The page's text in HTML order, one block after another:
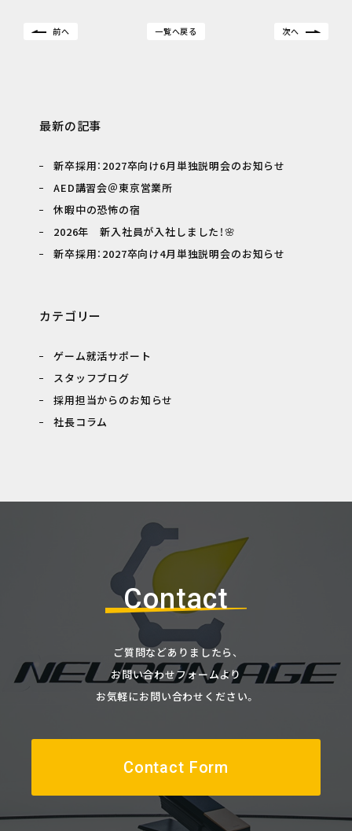
前へ 一覧へ戻る 次へ
最新の記事
新卒採用：2027卒向け6月単独説明会のお知らせ
AED講習会＠東京営業所
休暇中の恐怖の宿
2026年 新入社員が入社しました！🌸
新卒採用：2027卒向け4月単独説明会のお知らせ
カテゴリー
ゲーム就活サポート
スタッフブログ
採用担当からのお知らせ
社長コラム
Contact
ご質問などありましたら、
お問い合わせフォームより
お気軽にお問い合わせください。
Contact Form